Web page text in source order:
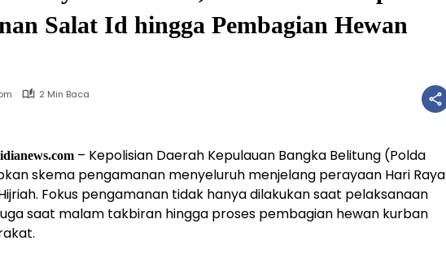
Salat Id hingga Pembagian Hewan
2 Min Baca
– Kepolisian Daerah Kepulauan Bangka Belitung (Polda
skema pengamanan menyeluruh menjelang perayaan Hari Raya
Fokus pengamanan tidak hanya dilakukan saat pelaksanaan
saat malam takbiran hingga proses pembagian hewan kurban